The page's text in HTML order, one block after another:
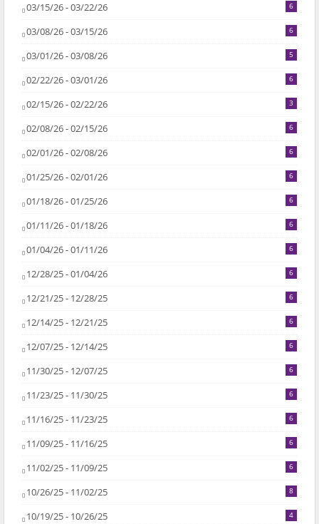
03/15/26 - 03/22/26 6
03/08/26 - 03/15/26 6
03/01/26 - 03/08/26 5
02/22/26 - 03/01/26 6
02/15/26 - 02/22/26 3
02/08/26 - 02/15/26 6
02/01/26 - 02/08/26 6
01/25/26 - 02/01/26 6
01/18/26 - 01/25/26 6
01/11/26 - 01/18/26 6
01/04/26 - 01/11/26 6
12/28/25 - 01/04/26 6
12/21/25 - 12/28/25 6
12/14/25 - 12/21/25 6
12/07/25 - 12/14/25 6
11/30/25 - 12/07/25 6
11/23/25 - 11/30/25 6
11/16/25 - 11/23/25 6
11/09/25 - 11/16/25 6
11/02/25 - 11/09/25 6
10/26/25 - 11/02/25 8
10/19/25 - 10/26/25 4